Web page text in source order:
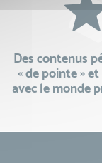
Des contenus
« de pointe »
avec le monde